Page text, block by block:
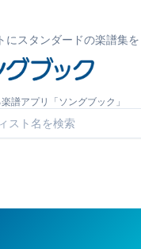
にスタンダードの楽譜集を
譜アプリ「ソングブック」